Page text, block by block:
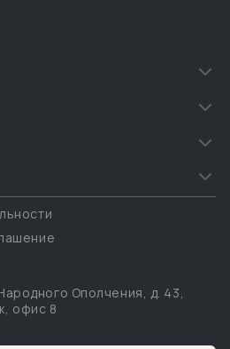
надёжные и
решения под ключ.
Ополчения, д. 43,
офис 8